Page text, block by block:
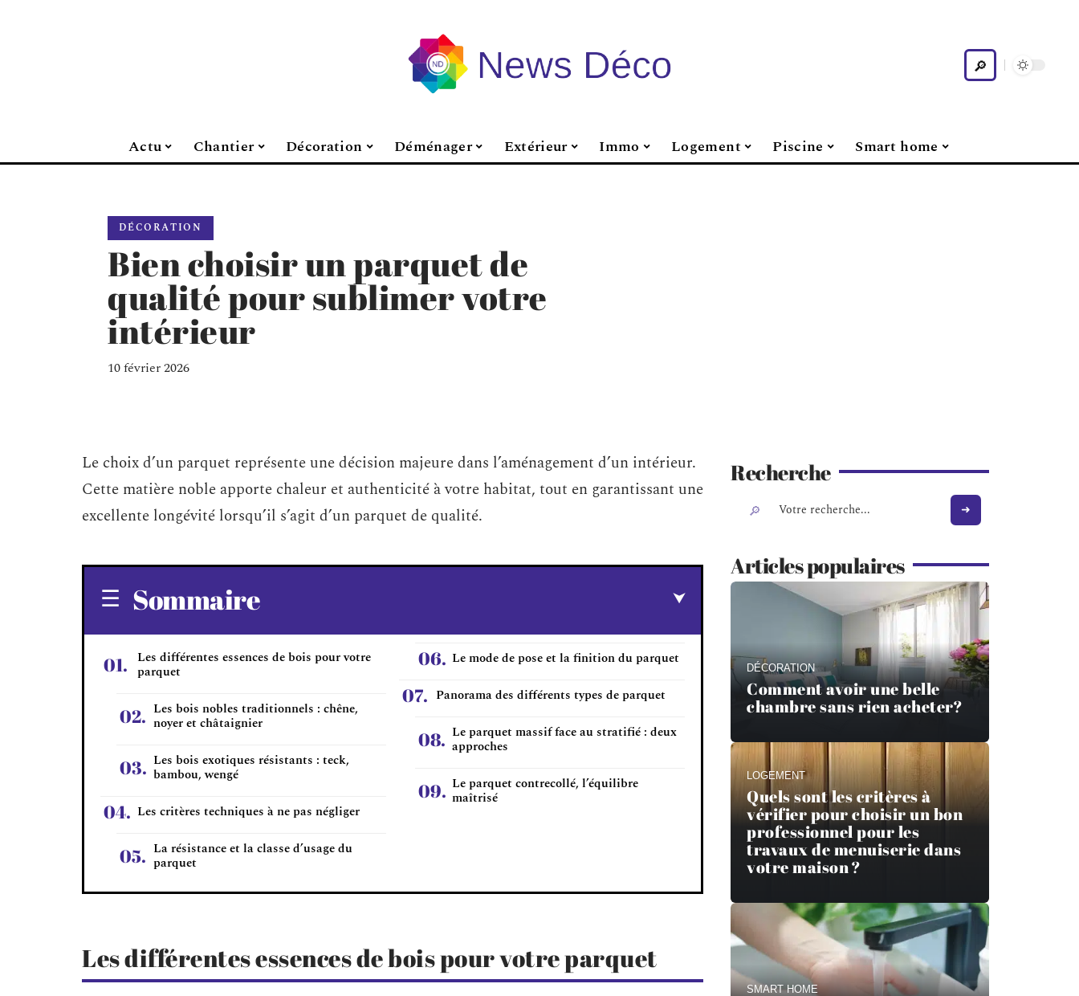
Actu Chantier Décoration Déménager Extérieur Immo Logement Piscine Smart home
DÉCORATION
Bien choisir un parquet de
qualité pour sublimer votre
intérieur
10 février 2026
Le choix d’un parquet représente une décision majeure dans l’aménagement d’un intérieur.
Cette matière noble apporte chaleur et authenticité à votre habitat, tout en garantissant une
excellente longévité lorsqu’il s’agit d’un parquet de qualité.
Sommaire
Les différentes essences de bois pour votre
parquet
Les bois nobles traditionnels : chêne,
noyer et châtaignier
Les bois exotiques résistants : teck,
bambou, wengé
Les critères techniques à ne pas négliger
La résistance et la classe d’usage du
parquet
Le mode de pose et la finition du parquet
Panorama des différents types de parquet
Le parquet massif face au stratifié : deux
approches
Le parquet contrecollé, l’équilibre
maîtrisé
Les différentes essences de bois pour votre parquet
Recherche
Articles populaires
DÉCORATION
Comment avoir une belle
chambre sans rien acheter?
LOGEMENT
Quels sont les critères à
vérifier pour choisir un bon
professionnel pour les
travaux de menuiserie dans
votre maison ?
SMART HOME